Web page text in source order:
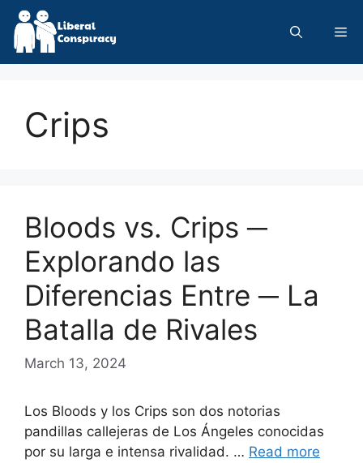
Skip
content
Crips
Bloods vs. Crips ─
Explorando las
Diferencias Entre ─ La
Batalla de Rivales
March 13, 2024
Los Bloods y los Crips son dos notorias
pandillas callejeras de Los Ángeles conocidas
por su larga e intensa rivalidad. … Read more